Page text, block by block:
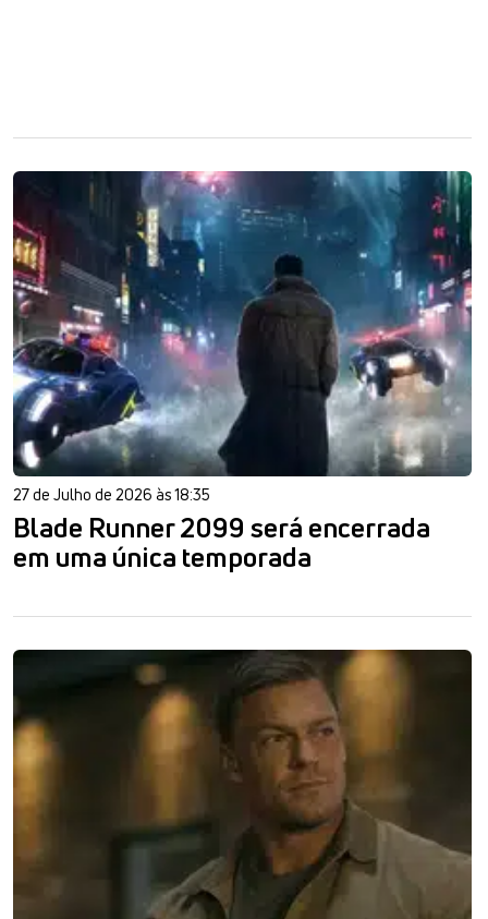
27 de Julho de 2026 às 18:35
Blade Runner 2099 será encerrada
em uma única temporada